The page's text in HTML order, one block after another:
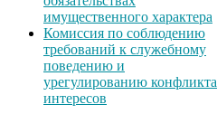
имущественного характера
Комиссия по соблюдению
требований к служебному
поведению и
урегулированию конфликта
интересов